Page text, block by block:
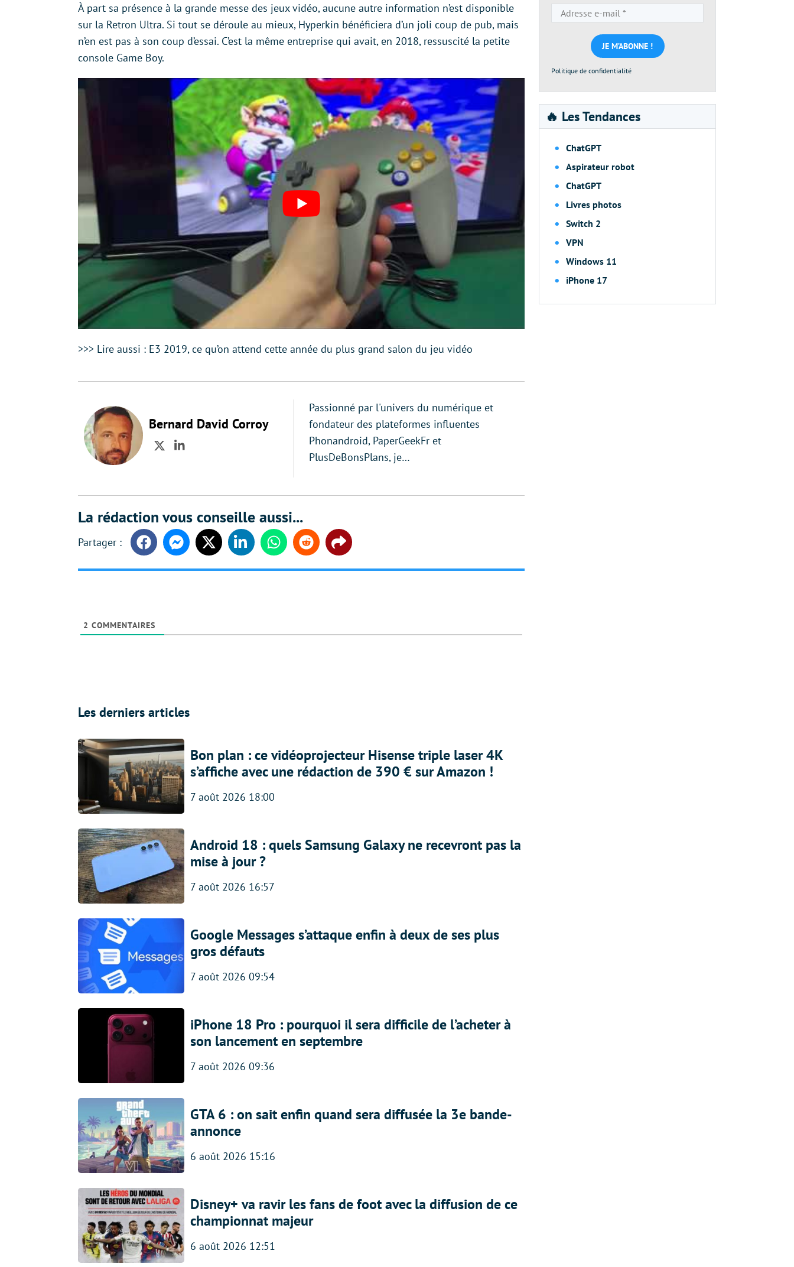
À part sa présence à la grande messe des jeux vidéo, aucune autre information n’est disponible
sur la Retron Ultra. Si tout se déroule au mieux, Hyperkin bénéficiera d’un joli coup de pub, mais
n’en est pas à son coup d’essai. C’est la même entreprise qui avait, en 2018, ressuscité la petite
console Game Boy.
>>> Lire aussi : E3 2019, ce qu’on attend cette année du plus grand salon du jeu vidéo
Bernard David Corroy
TwitterLinkedIn
Passionné par l'univers du numérique et
fondateur des plateformes influentes
Phonandroid, PaperGeekFr et
PlusDeBonsPlans, je…
La rédaction vous conseille aussi...
FacebookMessengerTwitter LinkedinWhatsappReddit Share
2 COMMENTAIRES
Les derniers articles
Bon plan : ce vidéoprojecteur Hisense triple laser 4K
s’affiche avec une rédaction de 390 € sur Amazon !
7 août 2026 18:00
Android 18 : quels Samsung Galaxy ne recevront pas la
mise à jour ?
7 août 2026 16:57
Google Messages s’attaque enfin à deux de ses plus
gros défauts
7 août 2026 09:54
iPhone 18 Pro : pourquoi il sera difficile de l’acheter à
son lancement en septembre
7 août 2026 09:36
GTA 6 : on sait enfin quand sera diffusée la 3e bande-
annonce
6 août 2026 15:16
Disney+ va ravir les fans de foot avec la diffusion de ce
championnat majeur
6 août 2026 12:51
e-
mail
*
Politique de confidentialité
🔥 Les Tendances
ChatGPT
Aspirateur robot
ChatGPT
Livres photos
Switch 2
VPN
Windows 11
iPhone 17